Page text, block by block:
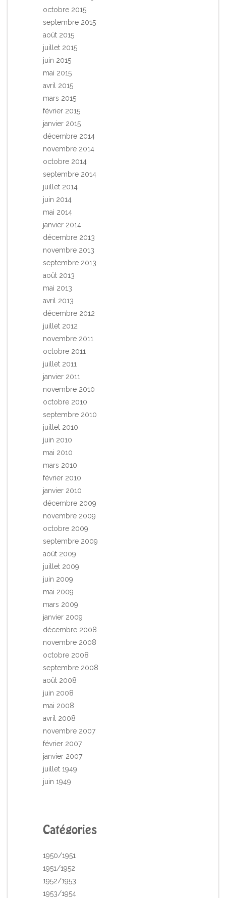
octobre 2015
septembre 2015
août 2015
juillet 2015
juin 2015
mai 2015
avril 2015
mars 2015
février 2015
janvier 2015
décembre 2014
novembre 2014
octobre 2014
septembre 2014
juillet 2014
juin 2014
mai 2014
janvier 2014
décembre 2013
novembre 2013
septembre 2013
août 2013
mai 2013
avril 2013
décembre 2012
juillet 2012
novembre 2011
octobre 2011
juillet 2011
janvier 2011
novembre 2010
octobre 2010
septembre 2010
juillet 2010
juin 2010
mai 2010
mars 2010
février 2010
janvier 2010
décembre 2009
novembre 2009
octobre 2009
septembre 2009
août 2009
juillet 2009
juin 2009
mai 2009
mars 2009
janvier 2009
décembre 2008
novembre 2008
octobre 2008
septembre 2008
août 2008
juin 2008
mai 2008
avril 2008
novembre 2007
février 2007
janvier 2007
juillet 1949
juin 1949
Catégories
1950/1951
1951/1952
1952/1953
1953/1954